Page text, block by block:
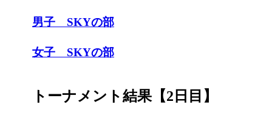
男子 SKYの部
女子 SKYの部
トーナメント結果【2日目】